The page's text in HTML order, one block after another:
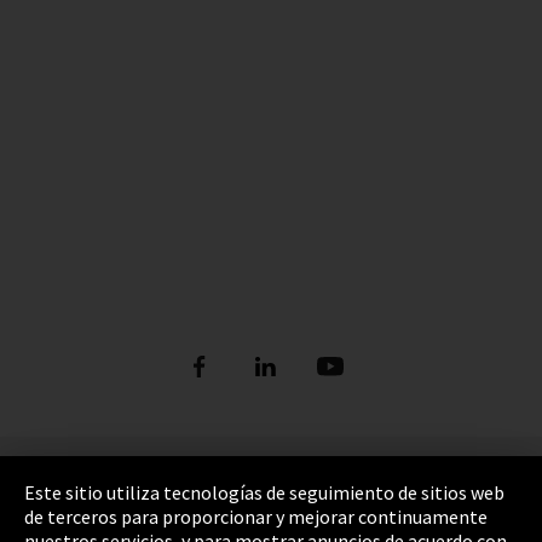
Pie de imprenta
Política de privacidad
Este sitio utiliza tecnologías de seguimiento de sitios web
de terceros para proporcionar y mejorar continuamente